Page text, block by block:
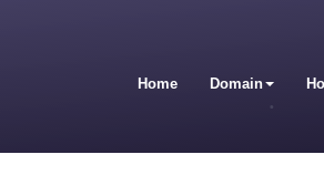
Home Domain